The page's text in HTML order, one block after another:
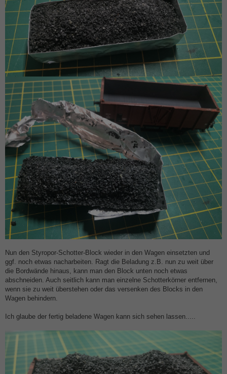
Nun den Styropor-Schotter-Block wieder in den Wagen einsetzten und
ggf. noch etwas nacharbeiten. Ragt die Beladung z.B. nun zu weit über
die Bordwände hinaus, kann man den Block unten noch etwas
abschneiden. Auch seitlich kann man einzelne Schotterkörner entfernen,
wenn sie zu weit überstehen oder das versenken des Blocks in den
Wagen behindern.
Ich glaube der fertig beladene Wagen kann sich sehen lassen.....